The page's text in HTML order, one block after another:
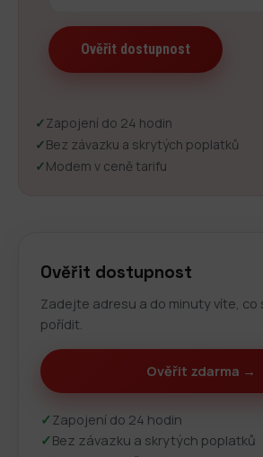
✓Zapojení do 24 hodin
✓Bez závazku a skrytých poplatků
✓Modem v ceně tarifu
Ověřit dostupnost
Zadejte adresu a do minuty víte, co
pořídit.
Ověřit zdarma →
✓Zapojení do 24 hodin
✓Bez závazku a skrytých poplatků